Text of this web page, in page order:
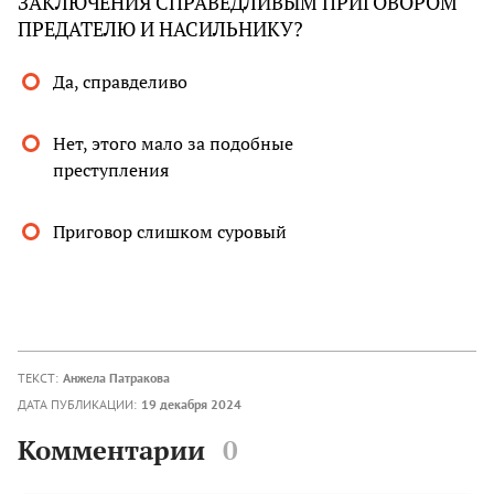
ПРЕДАТЕЛЮ И НАСИЛЬНИКУ?
Да, справделиво
Нет, этого мало за подобные
преступления
Приговор слишком суровый
ТЕКСТ: Анжела Патракова
ДАТА ПУБЛИКАЦИИ: 19 декабря 2024
Комментарии 0